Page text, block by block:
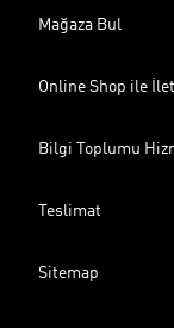
Mağaza Bul
Online Shop ile
Bilgi Toplumu
Teslimat
Sitemap